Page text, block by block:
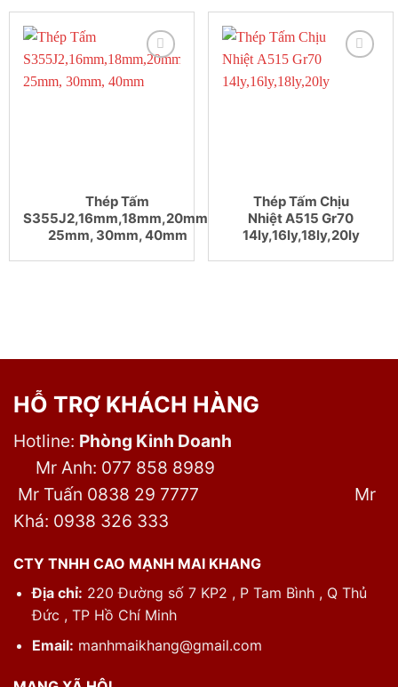
Thép Tấm
S355J2,16mm,18mm,20mm,
25mm, 30mm, 40mm
Thép Tấm Chịu
Nhiệt A515 Gr70
14ly,16ly,18ly,20ly
HỖ TRỢ KHÁCH HÀNG
Hotline: Phòng Kinh Doanh
Mr Anh: 077 858 8989
Mr Tuấn 0838 29 7777 Mr
Khá: 0938 326 333
CTY TNHH CAO MẠNH MAI KHANG
Địa chỉ: 220 Đường số 7 KP2 , P Tam Bình , Q Thủ
Đức , TP Hồ Chí Minh
Email: manhmaikhang@gmail.com